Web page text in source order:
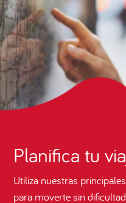
Planifica tu
Utiliza nuestras
para moverte sin